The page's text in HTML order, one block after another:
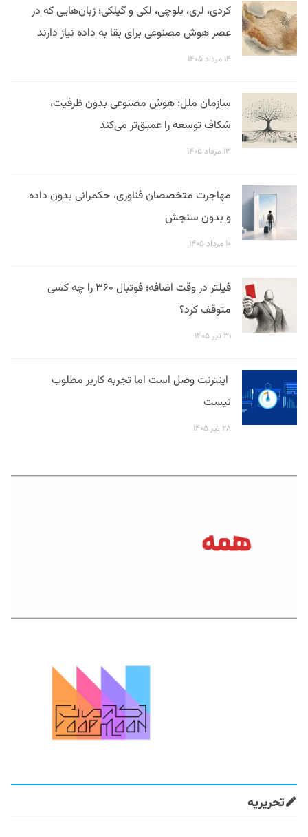
کردی، لری، بلوچی، لکی و گیلکی؛ زبان‌هایی که در
عصر هوش مصنوعی برای بقا به داده نیاز دارند
۱۴ مرداد ۱۴۰۵
سازمان ملل: هوش مصنوعی بدون ظرفیت،
شکاف توسعه را عمیق‌تر می‌کند
۱۳ مرداد ۱۴۰۵
مهاجرت متخصصان فناوری، حکمرانی بدون داده
و بدون سنجش
۱۰ مرداد ۱۴۰۵
فیلتر در وقت اضافه؛ فوتبال ۳۶۰ را چه کسی
متوقف کرد؟
۳۱ تیر ۱۴۰۵
اینترنت وصل است اما تجربه کاربر مطلوب
نیست
۲۸ تیر ۱۴۰۵
تحریریه